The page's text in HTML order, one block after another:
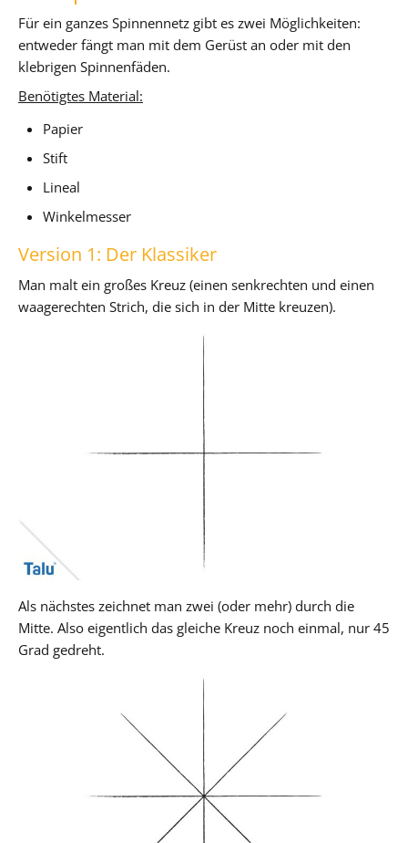
Für ein ganzes Spinnennetz gibt es zwei Möglichkeiten:
entweder fängt man mit dem Gerüst an oder mit den
klebrigen Spinnenfäden.
Benötigtes Material:
Papier
Stift
Lineal
Winkelmesser
Version 1: Der Klassiker
Man malt ein großes Kreuz (einen senkrechten und einen
waagerechten Strich, die sich in der Mitte kreuzen).
Als nächstes zeichnet man zwei (oder mehr) durch die
Mitte. Also eigentlich das gleiche Kreuz noch einmal, nur 45
Grad gedreht.